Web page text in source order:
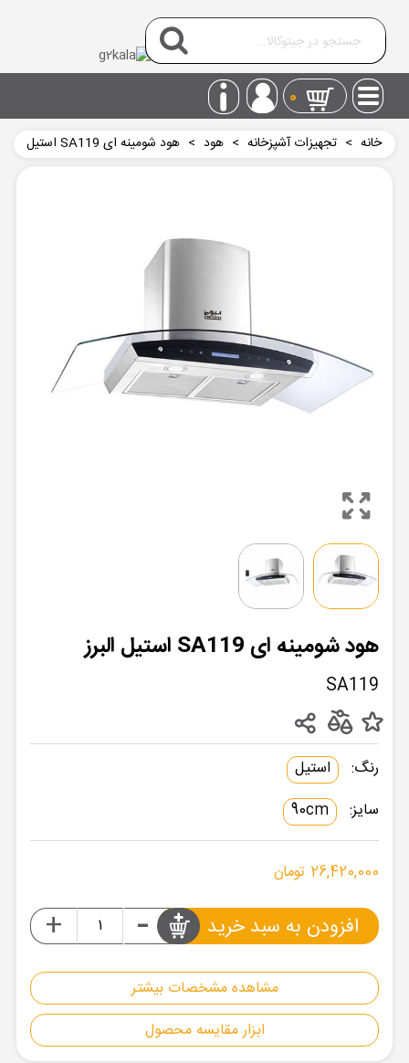
0
خانه > تجهیزات آشپزخانه > هود >
هود شومینه ای SA119 استیل
البرز
هود شومینه ای SA119 استیل البرز
SA119
مشاهده مشخصات بیشتر
ابزار مقایسه محصول
رنگ:
استیل
سایز:
90cm
26,420,000 تومان
-
+ افزودن به سبد خرید